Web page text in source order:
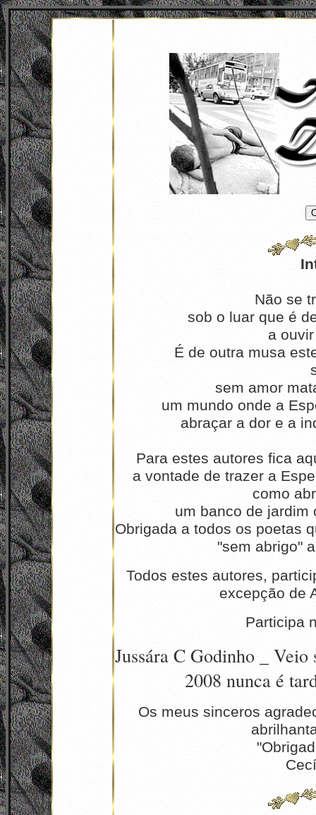
Não se
sob o luar que é
a
É de outra musa
sem amor
um mundo onde a
abraçar a dor e a
Para estes autores fica
a vontade de trazer a
como
um banco de jardim
Obrigada a todos os poetas
"sem abrigo"
Todos estes autores,
excepção de
Participa
Jussára C Godinho _
2008 nunca é
Os meus sinceros